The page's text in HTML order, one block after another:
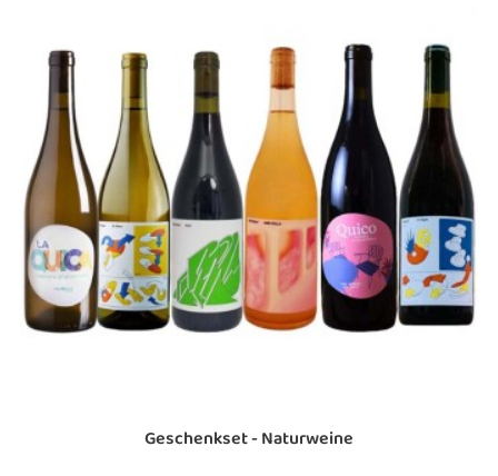
Geschenkset - Naturweine